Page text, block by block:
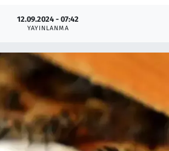
12.09.2024 - 07:42
YAYINLANMA